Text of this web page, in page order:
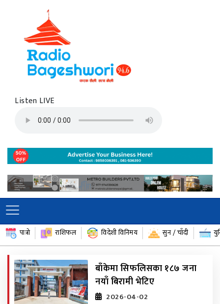
Listen LIVE
पात्रो राशिफल विदेशी विनिमय सुन / चाँदी
बाँकेमा सिफलिसका १८७ जना
नयाँ बिरामी भेटिए
2026-04-02